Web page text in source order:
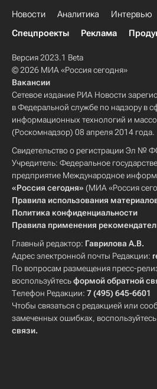
Новости Аналитика Интервью
Спецпроекты
Реклама
Версия 2023.1 Beta
© 2026 МИА «Россия сегодня»
Вакансии
Сетевое издание РИА Новости
в Федеральной службе по надзору в
информационных технологий и
(Роскомнадзор) 08 апреля 2014 года.
Свидетельство о регистрации Эл №
Учредитель: Федеральное
предприятие Международное
«Россия сегодня» (МИА «Россия
Правила использования
Политика конфиденциальности
Правила применения
Главный редактор: Гаврилова А.В.
Адрес электронной почты Редакции:
По вопросам размещения пресс-
воспользуйтесьформой обратной
Телефон Редакции: 7 (495) 645-6601
Чтобы связаться с редакцией или
замеченных ошибках, воспользуйтесь
связи.